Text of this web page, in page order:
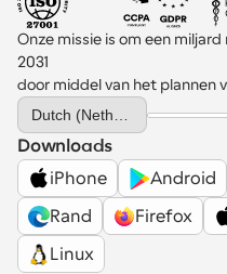
Onze missie is om een
2031
door middel van het plannen
Select Language
Downloads
iPhone
Android
Rand
Firefox
Linux